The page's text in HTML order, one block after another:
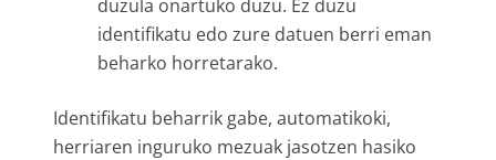
duzula onartuko duzu. Ez duzu
identifikatu edo zure datuen berri eman
beharko horretarako.
Identifikatu beharrik gabe, automatikoki,
herriaren inguruko mezuak jasotzen hasiko